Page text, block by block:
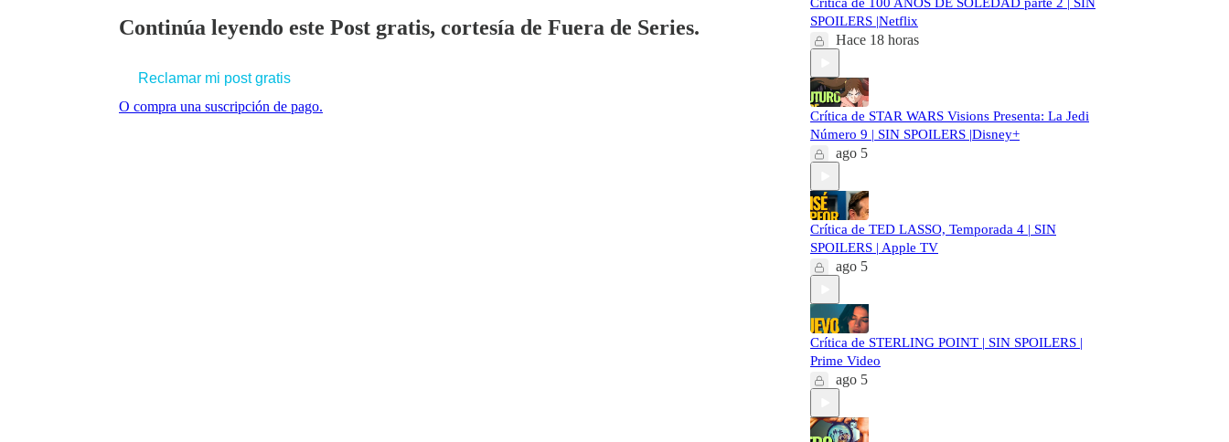
Continúa leyendo este Post gratis, cortesía de Fuera de Series.
Reclamar mi post gratis
O compra una suscripción de pago.
Crítica de 100 AÑOS DE SOLEDAD parte 2 | SIN
SPOILERS |Netflix
Hace 18 horas
Crítica de STAR WARS Visions Presenta: La Jedi
Número 9 | SIN SPOILERS |Disney+
ago 5
Crítica de TED LASSO, Temporada 4 | SIN
SPOILERS | Apple TV
ago 5
Crítica de STERLING POINT | SIN SPOILERS |
Prime Video
ago 5